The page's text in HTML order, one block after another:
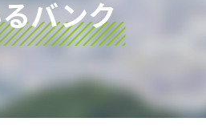
バンク